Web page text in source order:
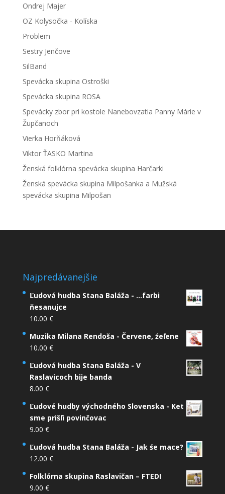
Ondrej Majer
OZ Kolysočka - Kolíska
Problem
Sestry Jenčove
SilBand
Spevácka skupina Ostroški
Spevácka skupina ROSA
Spevácky zbor pri kostole Nanebovzatia Panny Márie v
Župčanoch
Vierka Horňáková
Viktor ŤASKO Martina
Ženská folklórna spevácka skupina Harčarki
Ženská spevácka skupina Milpošanka a Mužská
spevácka skupina Milpošan
Najpredávanejšie
Ľudová hudba Stana Baláža - ...farbi
ňesanujce
10.00 €
Muzika Milana Rendoša - Červene, źeľene
10.00 €
Ľudová hudba Stana Baláža - V
Raslavicoch bije banda
8.00 €
Ľudové hudby východného Slovenska - Ket
sme prišľi povinčovac
9.00 €
Ľudová hudba Stana Baláža - Jak śe mace?
12.00 €
Folklórna skupina Raslavičan – FTEDI
9.00 €